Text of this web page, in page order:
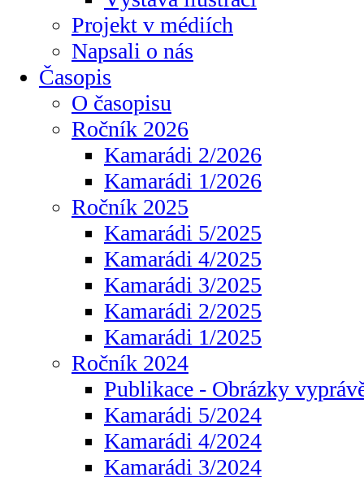
Projekt v médiích
Napsali o nás
Časopis
O časopisu
Ročník 2026
Kamarádi 2/2026
Kamarádi 1/2026
Ročník 2025
Kamarádi 5/2025
Kamarádi 4/2025
Kamarádi 3/2025
Kamarádi 2/2025
Kamarádi 1/2025
Ročník 2024
Publikace - Obrázky
Kamarádi 5/2024
Kamarádi 4/2024
Kamarádi 3/2024